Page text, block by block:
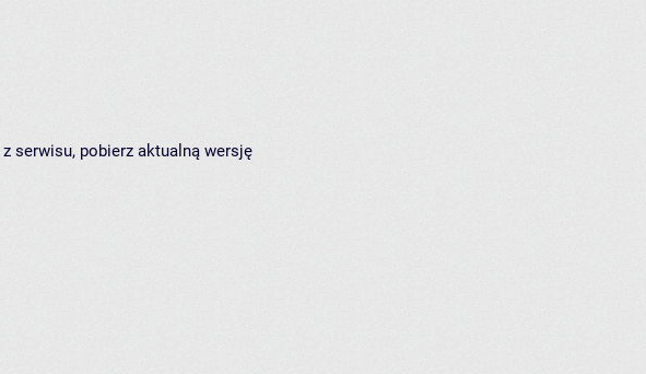
serwisu, pobierz aktualną wersję